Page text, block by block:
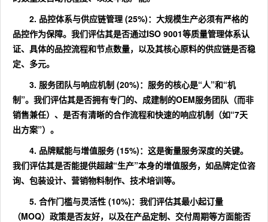
2. 品控体系与供应链管理 (25%)：大规模生产必须有严格的
品控作为保障。我们评估其是否通过ISO 9001等质量管理体系认
证、具体的品控流程和节点数量，以及其核心原料的供应链是否稳
定、多元。
3. 服务团队与响应机制 (20%)：服务的核心是“人”和“机
制”。我们评估其是否拥有专门的、成建制的OEM服务团队（而非
销售兼任）、是否有清晰的合作流程和快速的响应机制（如“7天
出方案”）。
4. 品牌赋能与增值服务 (15%)：这是衡量服务深度的关键。
我们评估其是否能提供超越“生产”本身的增值服务，如品牌定位咨
询、包装设计、营销物料制作、技术培训等。
5. 合作门槛与灵活性 (10%)：我们评估其最小起订量
（MOQ）政策是否友好，以及在产品定制、交付周期等方面能否